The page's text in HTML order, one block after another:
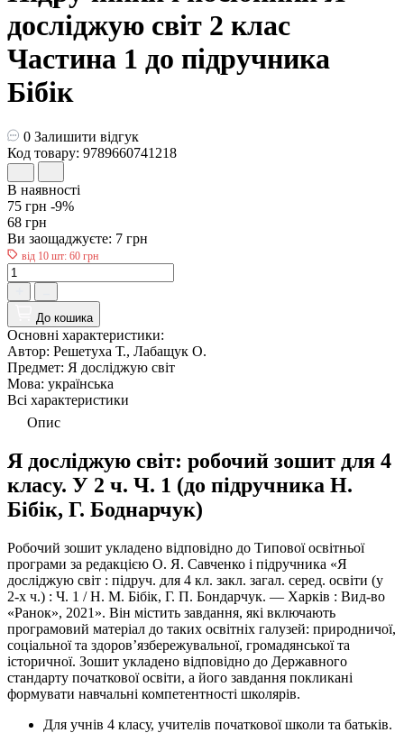
досліджую світ 2 клас
Частина 1 до підручника
Бібік
0 Залишити відгук
Код товару: 9789660741218
В наявності
75 грн -9%
68 грн
Ви заощаджуєте: 7 грн
від 10 шт: 60 грн
До кошика
Основні характеристики:
Автор: Решетуха Т., Лабащук О.
Предмет: Я досліджую світ
Мова: українська
Всі характеристики
Опис
Я досліджую світ: робочий зошит для 4
класу. У 2 ч. Ч. 1 (до підручника Н.
Бібік, Г. Боднарчук)
Робочий зошит укладено відповідно до Типової освітньої
програми за редакцією О. Я. Савченко і підручника «Я
досліджую світ : підруч. для 4 кл. закл. загал. серед. освіти (у
2-х ч.) : Ч. 1 / Н. М. Бібік, Г. П. Бондарчук. — Харків : Вид-во
«Ранок», 2021». Він містить завдання, які включають
програмовий матеріал до таких освітніх галузей: природничої,
соціальної та здоровʼязбережувальної, громадянської та
історичної. Зошит укладено відповідно до Державного
стандарту початкової освіти, а його завдання покликані
формувати навчальні компетентності школярів.
Для учнів 4 класу, учителів початкової школи та батьків.